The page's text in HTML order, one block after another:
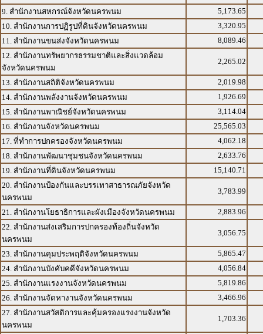
9. สำนักงานสหกรณ์จังหวัดนครพนม
5,173.65
10. สำนักงานการปฏิรูปที่ดินจังหวัดนครพนม
3,320.95
11. สำนักงานขนส่งจังหวัดนครพนม
8,089.46
12. สำนักงานทรัพยากรธรรมชาติและสิ่งแวดล้อม
จังหวัดนครพนม
2,265.02
13. สำนักงานสถิติจังหวัดนครพนม
2,019.98
14. สำนักงานพลังงานจังหวัดนครพนม
1,926.69
15. สำนักงานพาณิชย์จังหวัดนครพนม
3,114.04
16. สำนักงานจังหวัดนครพนม
25,565.03
17. ที่ทำการปกครองจังหวัดนครพนม
4,062.18
18. สำนักงานพัฒนาชุมชนจังหวัดนครพนม
2,633.76
19. สำนักงานที่ดินจังหวัดนครพนม
15,140.71
20. สำนักงานป้องกันและบรรเทาสาธารณภัยจังหวัด
นครพนม
3,783.99
21. สำนักงานโยธาธิการและผังเมืองจังหวัดนครพนม
2,883.96
22. สำนักงานส่งเสริมการปกครองท้องถิ่นจังหวัด
นครพนม
3,056.75
23. สำนักงานคุมประพฤติจังหวัดนครพนม
5,865.47
24. สำนักงานบังคับคดีจังหวัดนครพนม
4,056.84
25. สำนักงานแรงงานจังหวัดนครพนม
5,819.86
26. สำนักงานจัดหางานจังหวัดนครพนม
3,466.96
27. สำนักงานสวัสดิการและคุ้มครองแรงงานจังหวัด
นครพนม
1,703.36